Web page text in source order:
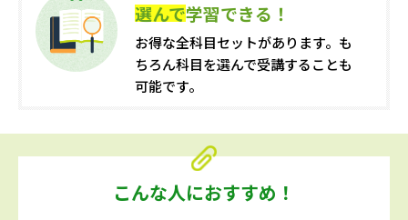
選んで学習できる！
お得な全科目セットがあります。も
ちろん科目を選んで受講することも
可能です。
こんな人におすすめ！